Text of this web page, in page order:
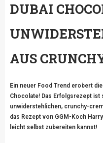
DUBAI
AUS
Ein neuer Food Trend erobert
Chocolate! Das Erfolgsrezept
unwiderstehlichen, crunchy-
das Rezept von GGM-Koch
leicht selbst zubereiten kannst!